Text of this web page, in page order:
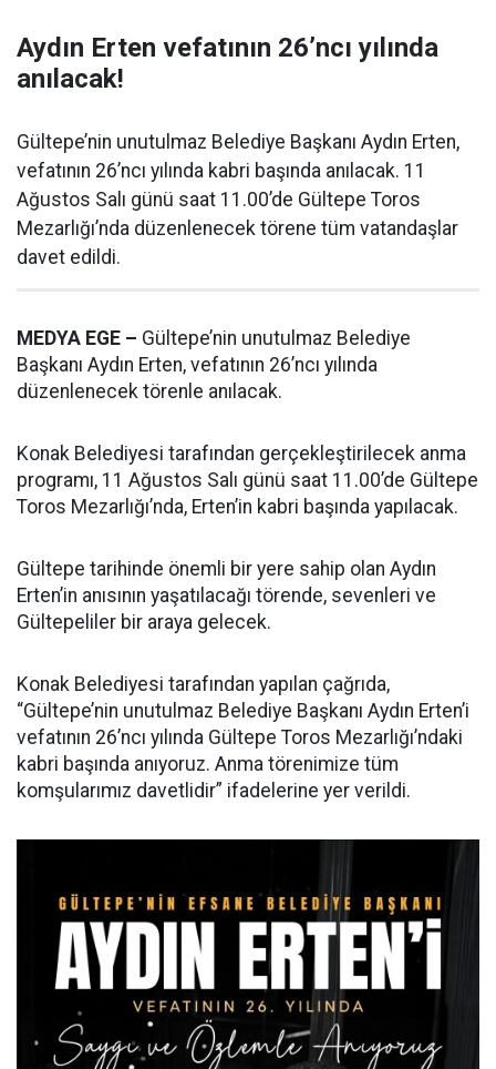
Aydın Erten vefatının 26’ncı yılında
anılacak!
Gültepe’nin unutulmaz Belediye Başkanı Aydın Erten,
vefatının 26’ncı yılında kabri başında anılacak. 11
Ağustos Salı günü saat 11.00’de Gültepe Toros
Mezarlığı’nda düzenlenecek törene tüm vatandaşlar
davet edildi.
MEDYA EGE – Gültepe’nin unutulmaz Belediye
Başkanı Aydın Erten, vefatının 26’ncı yılında
düzenlenecek törenle anılacak.
Konak Belediyesi tarafından gerçekleştirilecek anma
programı, 11 Ağustos Salı günü saat 11.00’de Gültepe
Toros Mezarlığı’nda, Erten’in kabri başında yapılacak.
Gültepe tarihinde önemli bir yere sahip olan Aydın
Erten’in anısının yaşatılacağı törende, sevenleri ve
Gültepeliler bir araya gelecek.
Konak Belediyesi tarafından yapılan çağrıda,
“Gültepe’nin unutulmaz Belediye Başkanı Aydın Erten’i
vefatının 26’ncı yılında Gültepe Toros Mezarlığı’ndaki
kabri başında anıyoruz. Anma törenimize tüm
komşularımız davetlidir” ifadelerine yer verildi.